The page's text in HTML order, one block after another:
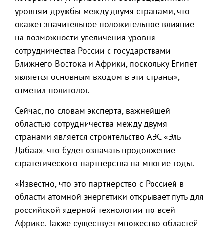
уровням дружбы между двумя странами, что
окажет значительное положительное влияние
на возможности увеличения уровня
сотрудничества России с государствами
Ближнего Востока и Африки, поскольку Египет
является основным входом в эти страны», —
отметил политолог.
Сейчас, по словам эксперта, важнейшей
областью сотрудничества между двумя
странами является строительство АЭС «Эль-
Дабаа», что будет означать продолжение
стратегического партнерства на многие годы.
«Известно, что это партнерство с Россией в
области атомной энергетики открывает путь для
российской ядерной технологии по всей
Африке. Также существует множество областей